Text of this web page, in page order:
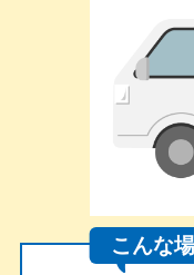
こんな